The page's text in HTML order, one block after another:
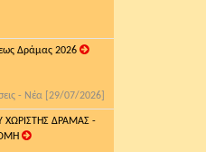
Δράμας 2026
- Νέα [29/07/2026]
ΧΩΡΙΣΤΗΣ ΔΡΑΜΑΣ -